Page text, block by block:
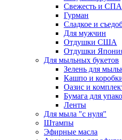
Свежесть и СПА
Гурман
Сладкое и
Для мужчин
Отдушки США
Отдушки
Для мыльных букетов
Зелень для
Кашпо и
Оазис и
Бумага для
Ленты
Для мыла "с нуля"
Штампы
Эфирные масла